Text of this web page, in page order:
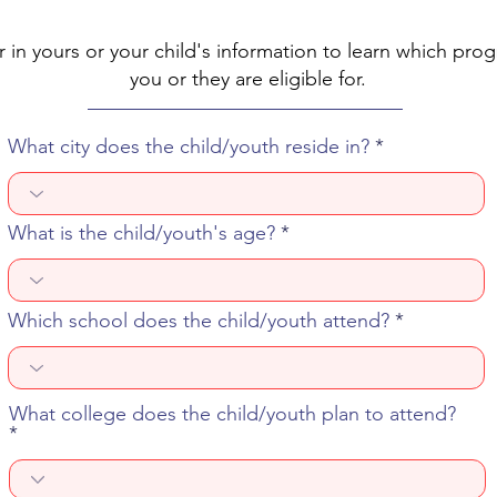
in yours or your child's information to learn which
you or they are eligible for.
What city does the child/youth reside in?
What is the child/youth's age?
Which school does the child/youth attend?
What college does the child/youth plan to attend?